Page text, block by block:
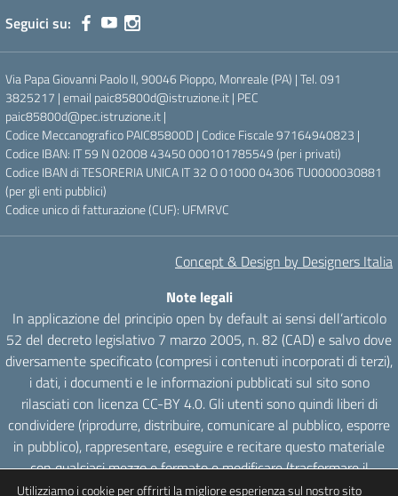
Seguici su:
Via Papa Giovanni Paolo II, 90046 Pioppo, Monreale (PA) | Tel. 091
3825217 | email paic85800d@istruzione.it | PEC
paic85800d@pec.istruzione.it |
Codice Meccanografico PAIC85800D | Codice Fiscale 97164940823 |
Codice IBAN: IT 59 N 02008 43450 000101785549 (per i privati)
Codice IBAN di TESORERIA UNICA IT 32 O 01000 04306 TU0000030881
(per gli enti pubblici)
Codice unico di fatturazione (CUF): UFMRVC
Concept & Design by Designers Italia
Note legali
In applicazione del principio open by default ai sensi dell’articolo
52 del decreto legislativo 7 marzo 2005, n. 82 (CAD) e salvo dove
diversamente specificato (compresi i contenuti incorporati di terzi),
i dati, i documenti e le informazioni pubblicati sul sito sono
rilasciati con licenza CC-BY 4.0. Gli utenti sono quindi liberi di
condividere (riprodurre, distribuire, comunicare al pubblico, esporre
in pubblico), rappresentare, eseguire e recitare questo materiale
con qualsiasi mezzo e formato e modificare (trasformare il
materiale e utilizzarlo per opere derivate) per qualsiasi fine, anche
Utilizziamo i cookie per offrirti la migliore esperienza sul nostro sito